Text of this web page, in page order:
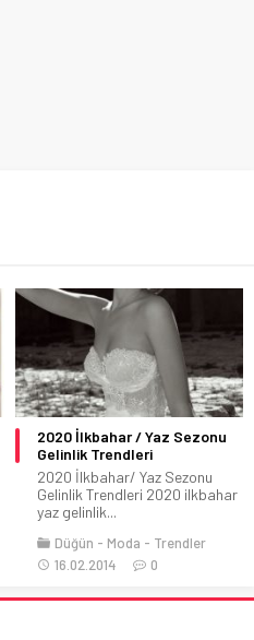
2020 İlkbahar / Yaz Sezonu
Gelinlik Trendleri
2020 İlkbahar/ Yaz Sezonu
Gelinlik Trendleri 2020 ilkbahar
yaz gelinlik...
Düğün Moda
Trendler
16.02.2014
0